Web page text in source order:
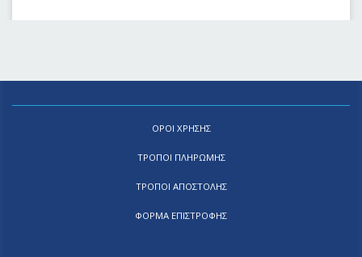
ΟΡΟΙ ΧΡΗΣΗΣ
ΤΡΟΠΟΙ ΠΛΗΡΩΜΗΣ
ΤΡΟΠΟΙ ΑΠΟΣΤΟΛΗΣ
ΦΟΡΜΑ ΕΠΙΣΤΡΟΦΗΣ